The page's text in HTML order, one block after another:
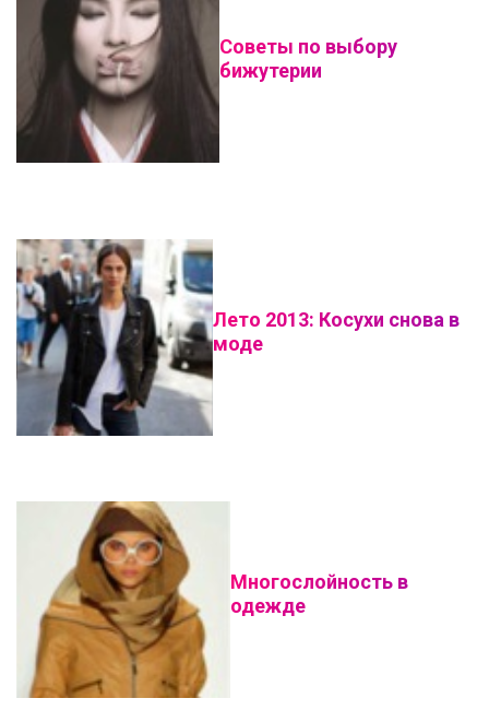
Советы по выбору
бижутерии
Лето 2013: Косухи снова в
моде
Многослойность в
одежде